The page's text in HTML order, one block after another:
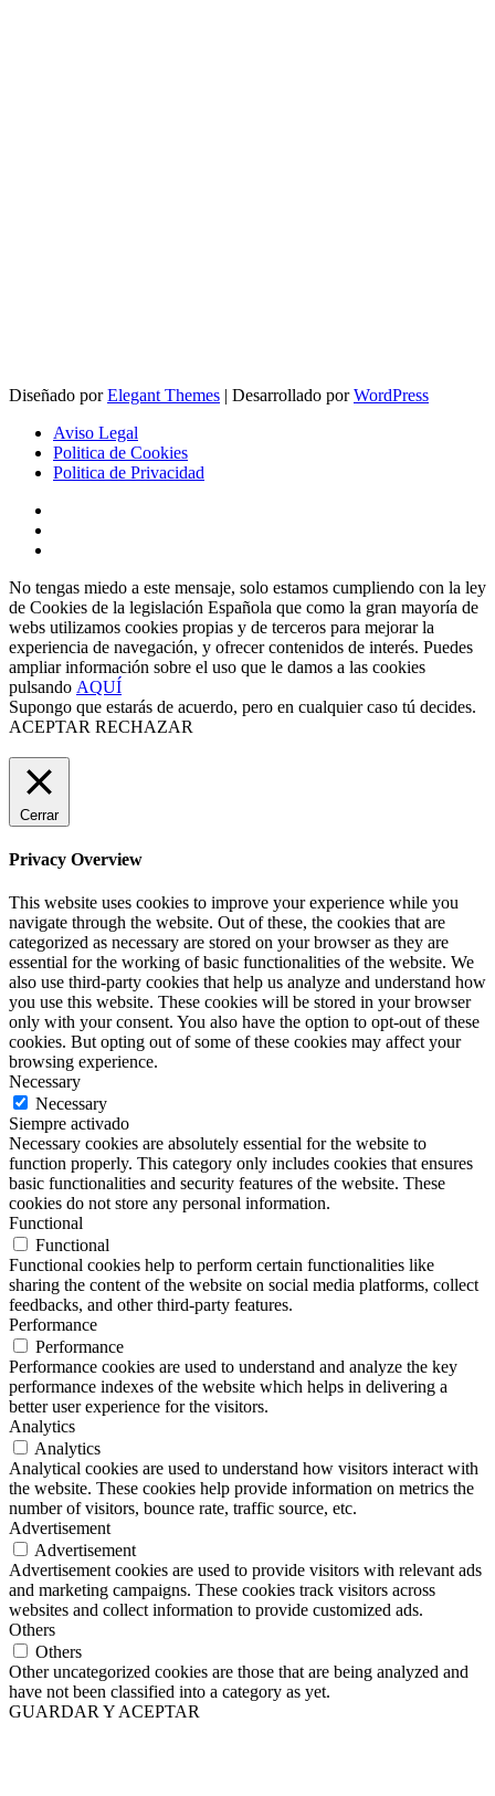
Diseñado porElegant Themes | Desarrollado porWordPress
Aviso Legal
Politica de Cookies
Politica de Privacidad
No tengas miedo a este mensaje, solo estamos cumpliendo con la ley
de Cookies de la legislación Española que como la gran mayoría de
webs utilizamos cookies propias y de terceros para mejorar la
experiencia de navegación, y ofrecer contenidos de interés. Puedes
ampliar información sobre el uso que le damos a las cookies
pulsando AQUÍ
Supongo que estarás de acuerdo, pero en cualquier caso tú decides.
ACEPTAR RECHAZAR
Cerrar
Privacy Overview
This website uses cookies to improve your experience while you
navigate through the website. Out of these, the cookies that are
categorized as necessary are stored on your browser as they are
essential for the working of basic functionalities of the website. We
also use third-party cookies that help us analyze and understand how
you use this website. These cookies will be stored in your browser
only with your consent. You also have the option to opt-out of these
cookies. But opting out of some of these cookies may affect your
browsing experience.
Necessary
Necessary
Siempre activado
Necessary cookies are absolutely essential for the website to
function properly. This category only includes cookies that ensures
basic functionalities and security features of the website. These
cookies do not store any personal information.
Functional
Functional
Functional cookies help to perform certain functionalities like
sharing the content of the website on social media platforms, collect
feedbacks, and other third-party features.
Performance
Performance
Performance cookies are used to understand and analyze the key
performance indexes of the website which helps in delivering a
better user experience for the visitors.
Analytics
Analytics
Analytical cookies are used to understand how visitors interact with
the website. These cookies help provide information on metrics the
number of visitors, bounce rate, traffic source, etc.
Advertisement
Advertisement
Advertisement cookies are used to provide visitors with relevant ads
and marketing campaigns. These cookies track visitors across
websites and collect information to provide customized ads.
Others
Others
Other uncategorized cookies are those that are being analyzed and
have not been classified into a category as yet.
GUARDAR Y ACEPTAR